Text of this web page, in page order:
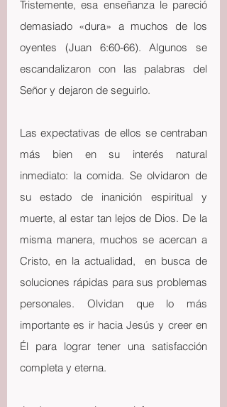
Tristemente, esa enseñanza le pareció
demasiado «dura» a muchos de los
oyentes (Juan 6:60-66). Algunos se
escandalizaron con las palabras del
Señor y dejaron de seguirlo.
Las expectativas de ellos se centraban
más bien en su interés natural
inmediato: la comida. Se olvidaron de
su estado de inanición espiritual y
muerte, al estar tan lejos de Dios. De la
misma manera, muchos se acercan a
Cristo, en la actualidad,  en busca de
soluciones rápidas para sus problemas
personales. Olvidan que lo más
importante es ir hacia Jesús y creer en
Él para lograr tener una satisfacción
completa y eterna.